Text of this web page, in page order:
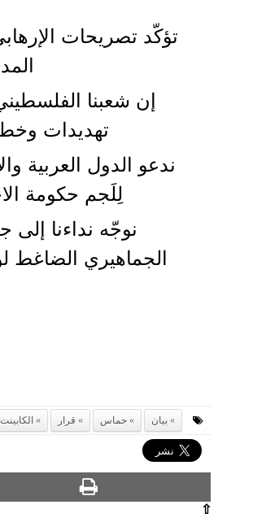
تؤكّد تصريحات
إن شعبنا
تهديدات
ندعو الدول العربية
لِلَجم حكومة
نوجّه نداءنا إلى
الجماهيري
بيان حماس قرار الكابينت
⇧